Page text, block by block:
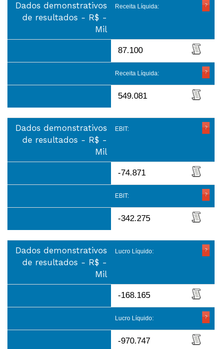
Dados demonstrativos
de resultados - R$ -
Mil
Receita Líquida:
87.100
Receita Líquida:
549.081
Dados demonstrativos
de resultados - R$ -
Mil
EBIT:
-74.871
EBIT:
-342.275
Dados demonstrativos
de resultados - R$ -
Mil
Lucro Líquido:
-168.165
Lucro Líquido:
-970.747